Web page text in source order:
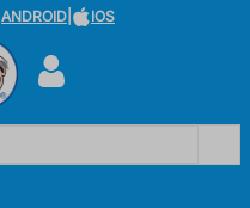
ANDROID IOS